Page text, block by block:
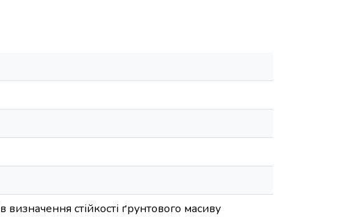
визначення стійкості ґрунтового масиву